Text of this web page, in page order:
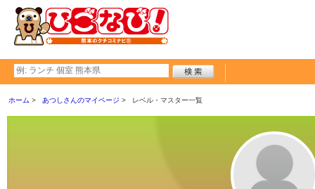
ホーム あつしさんのマイページ レベル・マスター一覧